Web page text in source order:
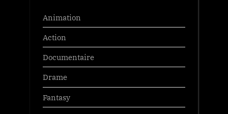
Animation
Action
Documentaire
Drame
Fantasy